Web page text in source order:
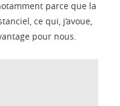
parce que la
ce qui, j’avoue,
pour nous.